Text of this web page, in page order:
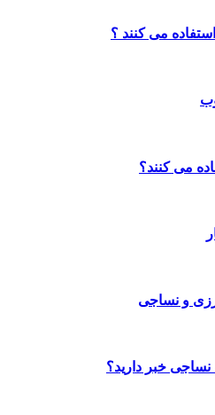
می کنند ؟
می کنند؟
و نساجی
نساجی خبر دارید؟